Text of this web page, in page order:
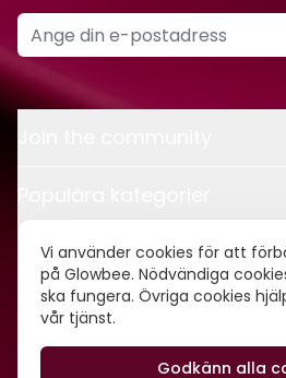
Vi använder cookies för att
på Glowbee. Nödvändiga
ska fungera. Övriga cookies
vår tjänst.
Godkänn alla
Kontakt
Om oss